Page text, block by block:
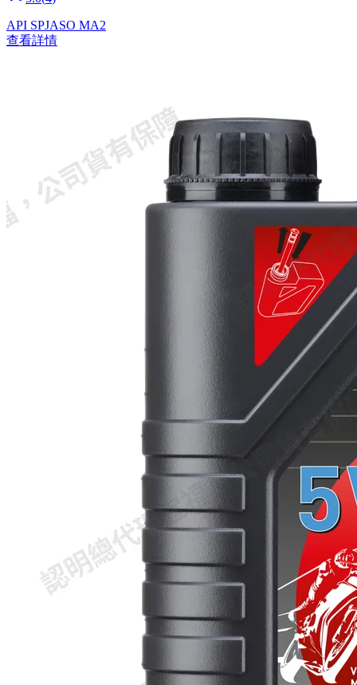
API SPJASO MA2
查看詳情